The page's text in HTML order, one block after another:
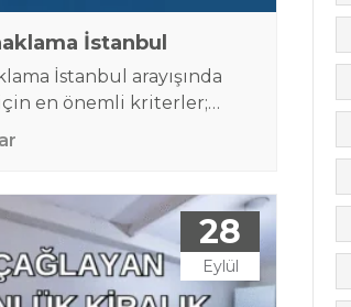
İstanbul
İstanbul arayışında
en önemli kriterler;
uygun fiyat, merkezi
konaklama
bir şehirde kalacak
zaman kolay olmayabilir.
dışından gelen erkek
işçiler, stajyerler ya
28
Eylül